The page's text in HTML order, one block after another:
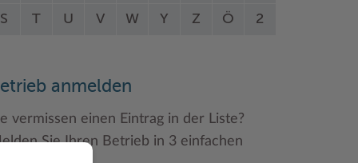
S T U V W Y Z Ö 2
anmelden
vermissen einen Eintrag in der Liste?
Sie Ihren Betrieb in 3 einfachen